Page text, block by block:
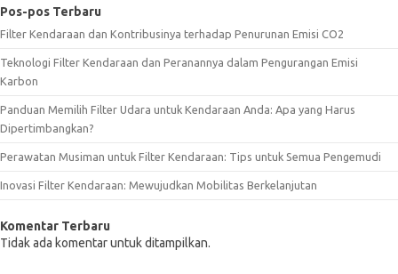
Pos-pos Terbaru
Filter Kendaraan dan Kontribusinya terhadap Penurunan Emisi CO2
Teknologi Filter Kendaraan dan Peranannya dalam Pengurangan Emisi
Karbon
Panduan Memilih Filter Udara untuk Kendaraan Anda: Apa yang Harus
Dipertimbangkan?
Perawatan Musiman untuk Filter Kendaraan: Tips untuk Semua Pengemudi
Inovasi Filter Kendaraan: Mewujudkan Mobilitas Berkelanjutan
Komentar Terbaru
Tidak ada komentar untuk ditampilkan.